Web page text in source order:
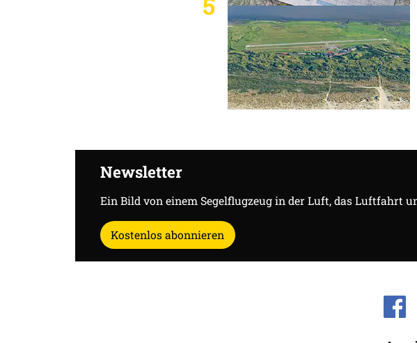
Newsletter
Ein Bild von einem Segelflugzeug in der Luft, das Luftfahrt
Kostenlos abonnieren